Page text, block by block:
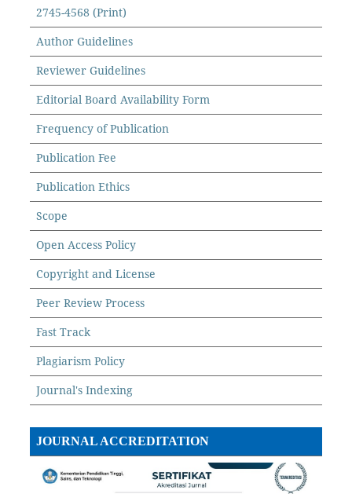
2745-4568 (Print)
Author Guidelines
Reviewer Guidelines
Editorial Board Availability Form
Frequency of Publication
Publication Fee
Publication Ethics
Scope
Open Access Policy
Copyright and License
Peer Review Process
Fast Track
Plagiarism Policy
Journal's Indexing
JOURNAL ACCREDITATION